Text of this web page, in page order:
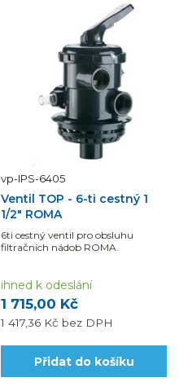
vp-IPS-6405
Ventil TOP - 6-ti cestný 1
1/2" ROMA
6ti cestný ventil pro obsluhu
filtračních nádob ROMA.
1 715,00 Kč
1 417,36 Kč bez DPH
ihned k odeslání
Přidat do košíku